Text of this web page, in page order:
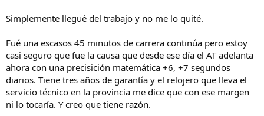
Simplemente llegué del trabajo y no me lo quité.
Fué una escasos 45 minutos de carrera continúa pero estoy
casi seguro que fue la causa que desde ese día el AT adelanta
ahora con una precisición matemática +6, +7 segundos
diarios. Tiene tres años de garantía y el relojero que lleva el
servicio técnico en la provincia me dice que con ese margen
ni lo tocaría. Y creo que tiene razón.